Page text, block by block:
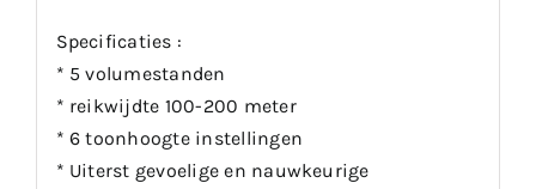
Specificaties :
* 5 volumestanden
* reikwijdte 100-200 meter
* 6 toonhoogte instellingen
* Uiterst gevoelige en nauwkeurige